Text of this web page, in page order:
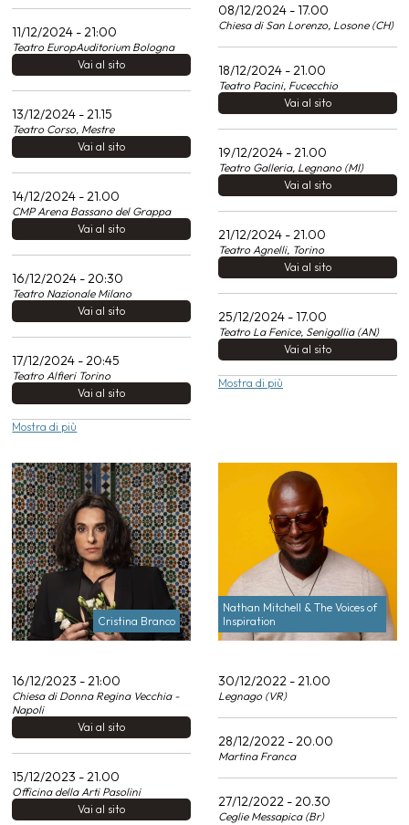
11/12/2024 - 21:00
Teatro EuropAuditorium Bologna
Vai al sito
13/12/2024 - 21.15
Teatro Corso, Mestre
Vai al sito
14/12/2024 - 21.00
CMP Arena Bassano del Grappa
Vai al sito
16/12/2024 - 20:30
Teatro Nazionale Milano
Vai al sito
17/12/2024 - 20:45
Teatro Alfieri Torino
Vai al sito
Mostra di più
08/12/2024 - 17.00
Chiesa di San Lorenzo, Losone (CH)
18/12/2024 - 21.00
Teatro Pacini, Fucecchio
Vai al sito
19/12/2024 - 21.00
Teatro Galleria, Legnano (MI)
Vai al sito
21/12/2024 - 21.00
Teatro Agnelli, Torino
Vai al sito
25/12/2024 - 17.00
Teatro La Fenice, Senigallia (AN)
Vai al sito
Mostra di più
Cristina Branco
16/12/2023 - 21:00
Chiesa di Donna Regina Vecchia -
Napoli
Vai al sito
15/12/2023 - 21.00
Officina della Arti Pasolini
Vai al sito
Nathan Mitchell & The Voices of
Inspiration
30/12/2022 - 21.00
Legnago (VR)
28/12/2022 - 20.00
Martina Franca
27/12/2022 - 20.30
Ceglie Messapica (Br)